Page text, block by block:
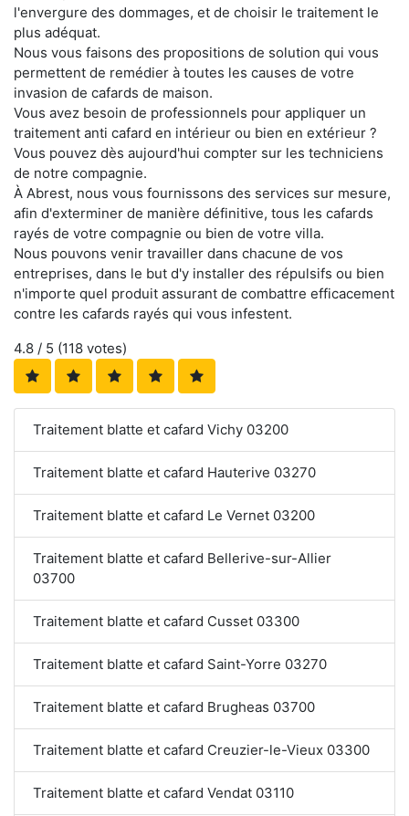
l'envergure des dommages, et de choisir le traitement le
plus adéquat.
Nous vous faisons des propositions de solution qui vous
permettent de remédier à toutes les causes de votre
invasion de cafards de maison.
Vous avez besoin de professionnels pour appliquer un
traitement anti cafard en intérieur ou bien en extérieur ?
Vous pouvez dès aujourd'hui compter sur les techniciens
de notre compagnie.
À Abrest, nous vous fournissons des services sur mesure,
afin d'exterminer de manière définitive, tous les cafards
rayés de votre compagnie ou bien de votre villa.
Nous pouvons venir travailler dans chacune de vos
entreprises, dans le but d'y installer des répulsifs ou bien
n'importe quel produit assurant de combattre efficacement
contre les cafards rayés qui vous infestent.
4.8 / 5 (118 votes)
Traitement blatte et cafard Vichy 03200
Traitement blatte et cafard Hauterive 03270
Traitement blatte et cafard Le Vernet 03200
Traitement blatte et cafard Bellerive-sur-Allier
03700
Traitement blatte et cafard Cusset 03300
Traitement blatte et cafard Saint-Yorre 03270
Traitement blatte et cafard Brugheas 03700
Traitement blatte et cafard Creuzier-le-Vieux 03300
Traitement blatte et cafard Vendat 03110